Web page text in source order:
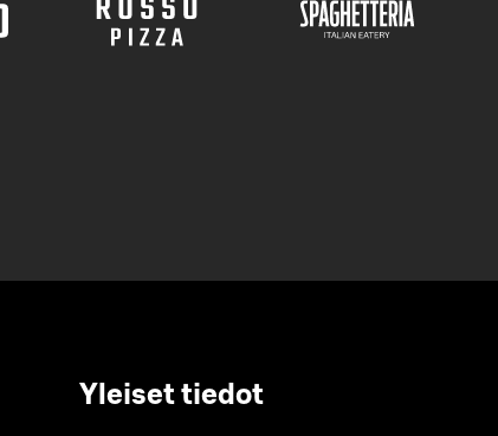
Yleiset tiedot